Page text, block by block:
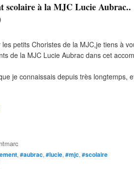
scolaire à la MJC Lucie Aubrac..
petits Choristes de la MJC,je tiens à
de la MJC Lucie Aubrac dans cet
je connaissais depuis très longtemps,
, #aubrac, #lucie, #mjc, #scolaire